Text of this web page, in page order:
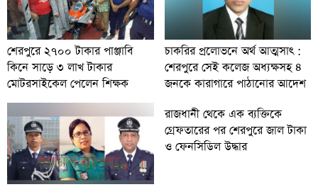
শেরপুরে ২৭০০ টাকার পাঞ্জাবি
কিনে সাড়ে ৩ লাখ টাকার
মোটরসাইকেল পেলেন শিক্ষক
চাকরির প্রলোভনে অর্থ আত্মসাৎ :
শেরপুরে সেই কলেজ অধ্যক্ষসহ ৪
জনকে কারাগারে পাঠানোর আদেশ
রাজধানী থেকে এক ব্যক্তিকে
গ্রেফতারের পর শেরপুরে জাল টাকা
ও ফেনসিডিল উদ্ধার